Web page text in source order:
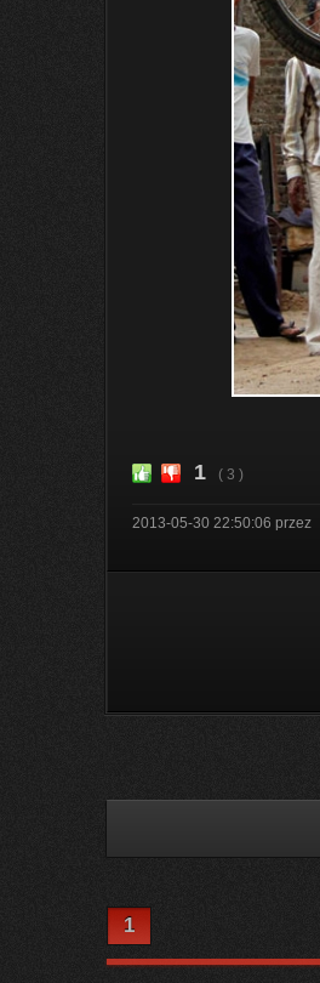
1 ( 3 )
2013-05-30 22:50:06 przez
1